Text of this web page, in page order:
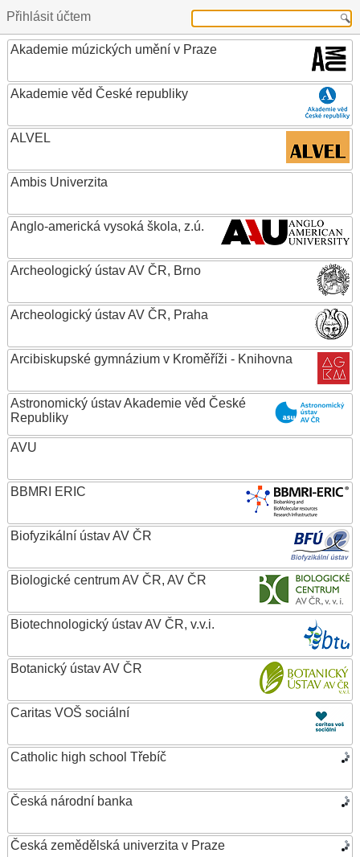
Přihlásit účtem
Akademie múzických umění v Praze
Akademie věd České republiky
ALVEL
Ambis Univerzita
Anglo-americká vysoká škola, z.ú.
Archeologický ústav AV ČR, Brno
Archeologický ústav AV ČR, Praha
Arcibiskupské gymnázium v Kroměříži - Knihovna
Astronomický ústav Akademie věd České
Republiky
AVU
BBMRI ERIC
Biofyzikální ústav AV ČR
Biologické centrum AV ČR, AV ČR
Biotechnologický ústav AV ČR, v.v.i.
Botanický ústav AV ČR
Caritas VOŠ sociální
Catholic high school Třebíč
Česká národní banka
Česká zemědělská univerzita v Praze